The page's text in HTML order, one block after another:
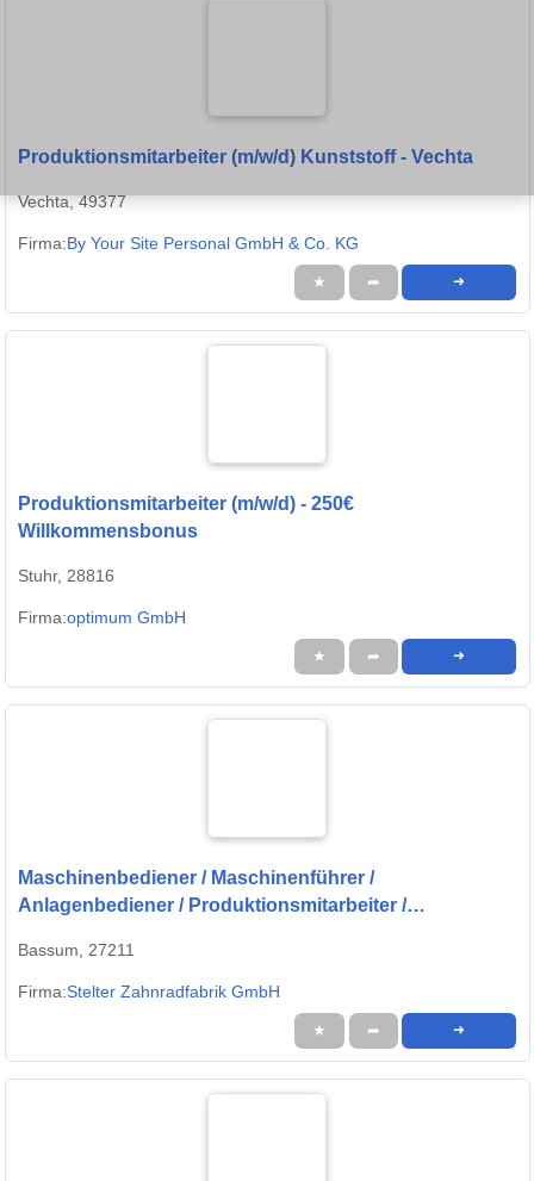
Produktionsmitarbeiter (m/w/d) Kunststoff - Vechta
Vechta, 49377
Firma:By Your Site Personal GmbH & Co. KG
★ ➦ ➜
Produktionsmitarbeiter (m/w/d) - 250€
Willkommensbonus
Stuhr, 28816
Firma:optimum GmbH
★ ➦ ➜
Maschinenbediener / Maschinenführer /
Anlagenbediener / Produktionsmitarbeiter /
Bassum, 27211
Firma:Stelter Zahnradfabrik GmbH
★ ➦ ➜